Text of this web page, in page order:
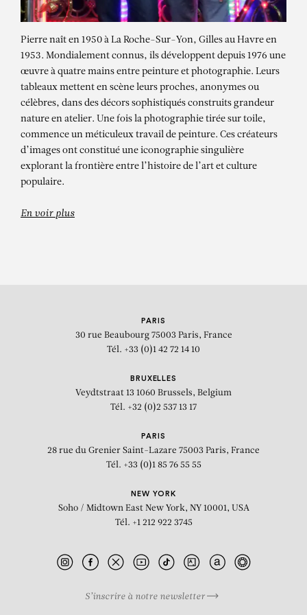
PIERRE ET GILLES
Ruth et les bigoudis (Ruth Gallardo)
Pierre naît en 1950 à La Roche-Sur-Yon, Gilles au Havre en
1953. Mondialement connus, ils développent depuis 1976 une
œuvre à quatre mains entre peinture et photographie. Leurs
tableaux mettent en scène leurs proches, anonymes ou
célèbres, dans des décors sophistiqués construits grandeur
nature en atelier. Une fois la photographie tirée sur toile,
commence un méticuleux travail de peinture. Ces créateurs
d’images ont constitué une iconographie singulière
explorant la frontière entre l’histoire de l’art et culture
populaire.
En voir plus
PARIS
30 rue Beaubourg 75003 Paris, France
Tél. +33 (0)1 42 72 14 10
BRUXELLES
Veydtstraat 13 1060 Brussels, Belgium
Tél. +32 (0)2 537 13 17
PARIS
28 rue du Grenier Saint-Lazare 75003 Paris, France
Tél. +33 (0)1 85 76 55 55
NEW YORK
Soho / Midtown East New York, NY 10001, USA
Tél. +1 212 922 3745
S’inscrire à notre newsletter